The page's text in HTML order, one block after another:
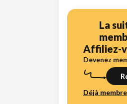
La
Affiliez-
Devenez
Déjà